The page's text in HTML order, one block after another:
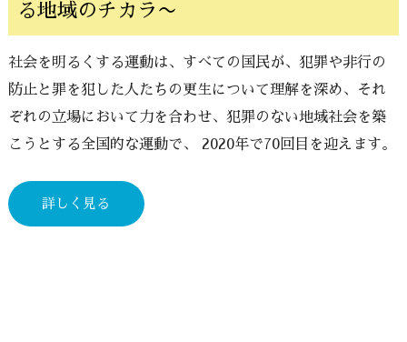
る地域のチカラ〜
社会を明るくする運動は、すべての国民が、犯罪や非行の
防止と罪を犯した人たちの更生について理解を深め、それ
ぞれの立場において力を合わせ、犯罪のない地域社会を築
こうとする全国的な運動で、 2020年で70回目を迎えます。
詳しく見る